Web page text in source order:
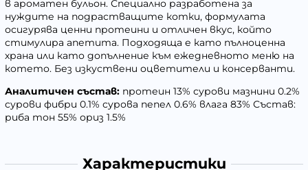
в ароматен бульон. Специално разработена за
нуждите на подрастващите котки, формулата
осигурява ценни протеини и отличен вкус, който
стимулира апетита. Подходяща е като пълноценна
храна или като допълнение към ежедневното меню на
котето. Без изкуствени оцветители и консерванти.
Аналитичен състав: протеин 13% сурови мазнини 0.2%
сурови фибри 0.1% сурова пепел 0.6% влага 83% Състав:
риба тон 55% ориз 1.5%
Характеристики